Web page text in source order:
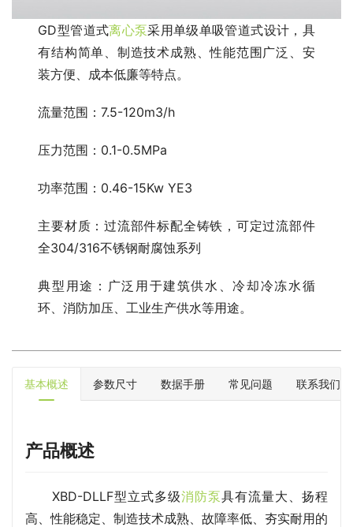
GD型管道式离心泵采用单级单吸管道式设计，具
有结构简单、制造技术成熟、性能范围广泛、安
装方便、成本低廉等特点。
流量范围：7.5-120m3/h
压力范围：0.1-0.5MPa
功率范围：0.46-15Kw YE3
主要材质：过流部件标配全铸铁，可定过流部件
全304/316不锈钢耐腐蚀系列
典型用途：广泛用于建筑供水、冷却冷冻水循
环、消防加压、工业生产供水等用途。
基本概述 参数尺寸 数据手册 常见问题 联系我们
产品概述
XBD-DLLF型立式多级消防泵具有流量大、扬程
高、性能稳定、制造技术成熟、故障率低、夯实耐用的